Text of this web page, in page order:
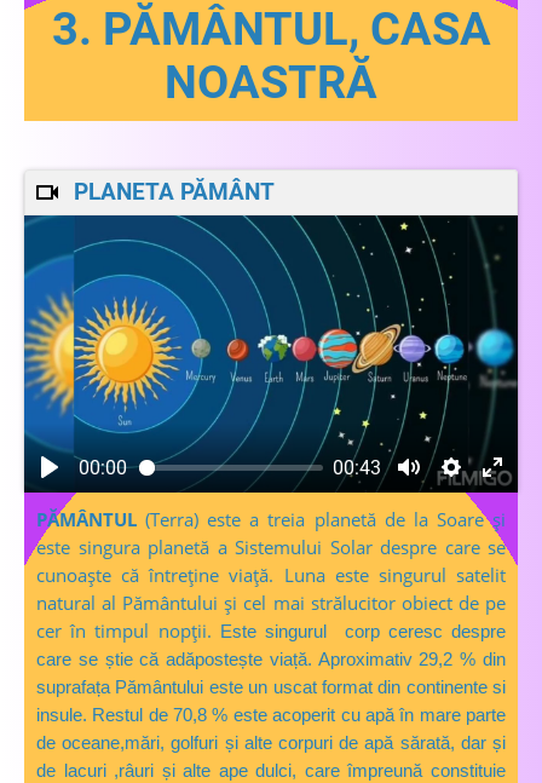
3. PĂMÂNTUL, CASA
NOASTRĂ
PLANETA PĂMÂNT
00:00 00:43
PĂMÂNTUL (Terra) este a treia planetă de la Soare și
este singura planetă a Sistemului Solar despre care se
cunoaște că întreține viață. Luna este singurul satelit
natural al Pământului și cel mai strălucitor obiect de pe
cer în timpul nopții. Este singurul corp cerescdespre
care se știe că adăpostește viață. Aproximativ 29,2 % din
suprafața Pământului este un uscat format din continente si
insule. Restul de 70,8 % este acoperit cu apăîn mare parte
de oceane,mări, golfuri și alte corpuri de apă sărată, dar și
de lacuri ,râuri și alte ape dulci, care împreună constituie